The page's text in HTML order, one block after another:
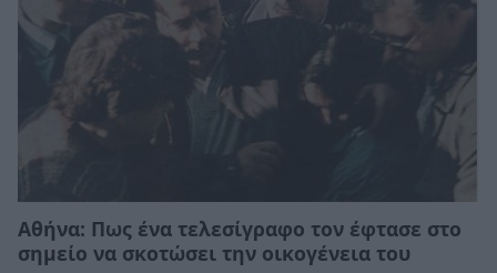
Αθήνα: Πως ένα τελεσίγραφο τον έφτασε στο
σημείο να σκοτώσει την οικογένεια του